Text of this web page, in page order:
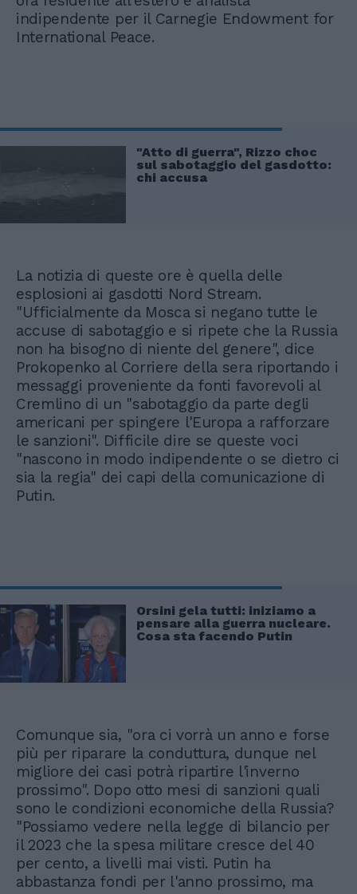
indipendente per il Carnegie Endowment for
International Peace.
"Atto di guerra", Rizzo choc
sul sabotaggio del gasdotto:
chi accusa
La notizia di queste ore è quella delle
esplosioni ai gasdotti Nord Stream.
"Ufficialmente da Mosca si negano tutte le
accuse di sabotaggio e si ripete che la Russia
non ha bisogno di niente del genere", dice
Prokopenko al Corriere della sera riportando i
messaggi proveniente da fonti favorevoli al
Cremlino di un "sabotaggio da parte degli
americani per spingere l'Europa a rafforzare
le sanzioni". Difficile dire se queste voci
"nascono in modo indipendente o se dietro ci
sia la regia" dei capi della comunicazione di
Putin.
Orsini gela tutti: iniziamo a
pensare alla guerra nucleare.
Cosa sta facendo Putin
Comunque sia, "ora ci vorrà un anno e forse
più per riparare la conduttura, dunque nel
migliore dei casi potrà ripartire l'inverno
prossimo". Dopo otto mesi di sanzioni quali
sono le condizioni economiche della Russia?
"Possiamo vedere nella legge di bilancio per
il 2023 che la spesa militare cresce del 40
per cento, a livelli mai visti. Putin ha
abbastanza fondi per l'anno prossimo, ma